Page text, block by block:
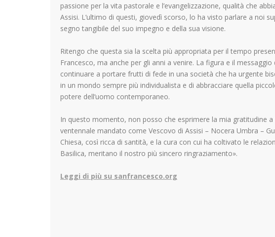
passione per la vita pastorale e l’evangelizzazione, qualità che
Assisi. L’ultimo di questi, giovedì scorso, lo ha visto parlare a noi
segno tangibile del suo impegno e della sua visione.
Ritengo che questa sia la scelta più appropriata per il tempo
Francesco, ma anche per gli anni a venire. La figura e il
continuare a portare frutti di fede in una società che ha urgente
in un mondo sempre più individualista e di abbracciare quella
potere dell’uomo contemporaneo.
In questo momento, non posso che esprimere la mia gratitudine
ventennale mandato come Vescovo di Assisi – Nocera Umbra –
Chiesa, così ricca di santità, e la cura con cui ha coltivato le
Basilica, meritano il nostro più sincero ringraziamento».
Leggi di più su sanfrancesco.org